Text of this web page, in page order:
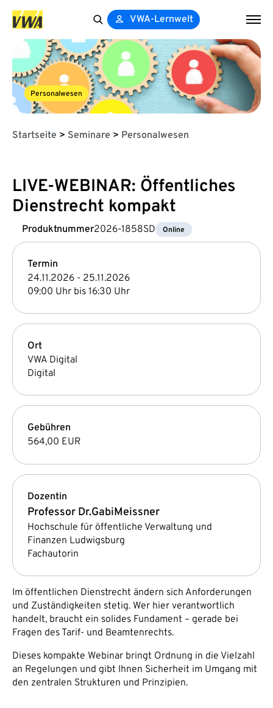
for:
VWA-Lernwelt
Personalwesen
Startseite > Seminare > Personalwesen
LIVE-WEBINAR: Öffentliches
Dienstrecht kompakt
Produktnummer2026-1858SD Online
Termin
24.11.2026 - 25.11.2026
09:00 Uhr bis 16:30 Uhr
Ort
VWA Digital
Digital
Gebühren
564,00 EUR
Dozentin
Professor Dr.GabiMeissner
Hochschule für öffentliche Verwaltung und
Finanzen Ludwigsburg
Fachautorin
Im öffentlichen Dienstrecht ändern sich Anforderungen
und Zuständigkeiten stetig. Wer hier verantwortlich
handelt, braucht ein solides Fundament – gerade bei
Fragen des Tarif- und Beamtenrechts.
Dieses kompakte Webinar bringt Ordnung in die Vielzahl
an Regelungen und gibt Ihnen Sicherheit im Umgang mit
den zentralen Strukturen und Prinzipien.